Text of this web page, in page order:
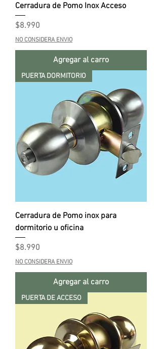
Cerradura de Pomo Inox Acceso
Precio
$8.990
NO CONSIDERA ENVIO
Agregar al carro
PUERTA DORMITORIO
Cerradura de Pomo inox para
dormitorio u oficina
Precio
$8.990
NO CONSIDERA ENVIO
Agregar al carro
PUERTA DE ACCESO